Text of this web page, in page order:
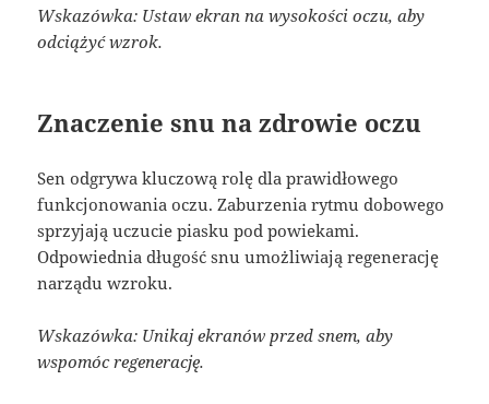
Wskazówka: Ustaw ekran na wysokości oczu, aby
odciążyć wzrok.
Znaczenie snu na zdrowie oczu
Sen odgrywa kluczową rolę dla prawidłowego
funkcjonowania oczu. Zaburzenia rytmu dobowego
sprzyjają uczucie piasku pod powiekami.
Odpowiednia długość snu umożliwiają regenerację
narządu wzroku.
Wskazówka: Unikaj ekranów przed snem, aby
wspomóc regenerację.